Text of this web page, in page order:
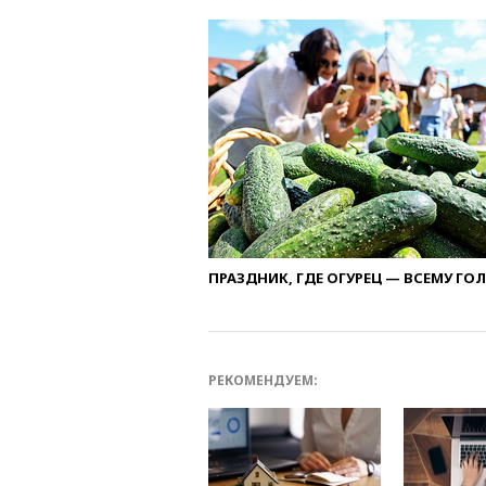
ПРАЗДНИК, ГДЕ ОГУРЕЦ — ВСЕМУ
РЕКОМЕНДУЕМ: